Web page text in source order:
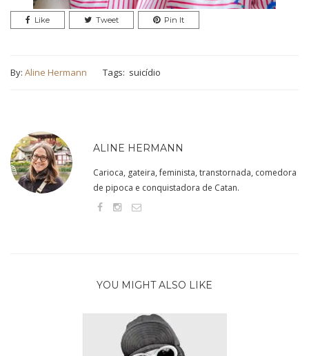
Like Tweet Pin It
By: Aline Hermann Tags: suicídio
ALINE HERMANN
Carioca, gateira, feminista, transtornada, comedora
de pipoca e conquistadora de Catan.
YOU MIGHT ALSO LIKE